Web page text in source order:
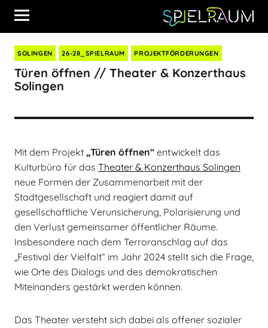
SOLINGEN 26-28_SPIELRAUM PROJEKTFÖRDERUNGEN
Türen öffnen // Theater & Konzerthaus
Solingen
Mit dem Projekt „Türen öffnen“ entwickelt das
Kulturbüro für das Theater & Konzerthaus Solingen
neue Formen der Zusammenarbeit mit der
Stadtgesellschaft und reagiert damit auf
gesellschaftliche Verunsicherung, Polarisierung und
den Verlust gemeinsamer öffentlicher Räume.
Insbesondere nach dem Terroranschlag auf das
„Festival der Vielfalt“ im Jahr 2024 stellt sich die Frage,
wie Orte des Dialogs und des demokratischen
Miteinanders gestärkt werden können.
Das Theater versteht sich dabei als offener sozialer